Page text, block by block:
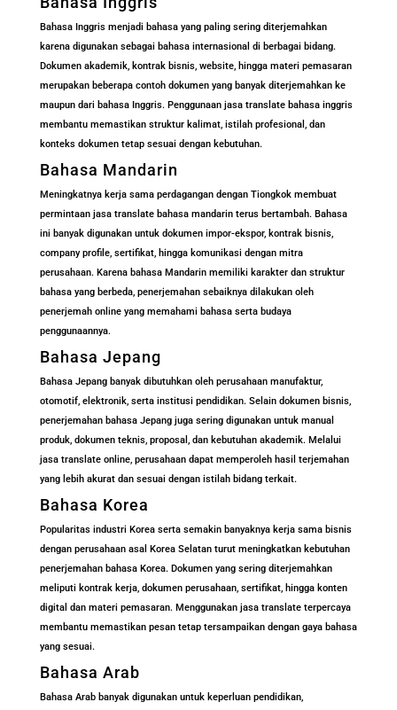
Bahasa Inggris menjadi bahasa yang paling sering diterjemahkan
karena digunakan sebagai bahasa internasional di berbagai bidang.
Dokumen akademik, kontrak bisnis, website, hingga materi pemasaran
merupakan beberapa contoh dokumen yang banyak diterjemahkan ke
maupun dari bahasa Inggris. Penggunaan jasa translate bahasa inggris
membantu memastikan struktur kalimat, istilah profesional, dan
konteks dokumen tetap sesuai dengan kebutuhan.
Bahasa Mandarin
Meningkatnya kerja sama perdagangan dengan Tiongkok membuat
permintaan jasa translate bahasa mandarin terus bertambah. Bahasa
ini banyak digunakan untuk dokumen impor-ekspor, kontrak bisnis,
company profile, sertifikat, hingga komunikasi dengan mitra
perusahaan. Karena bahasa Mandarin memiliki karakter dan struktur
bahasa yang berbeda, penerjemahan sebaiknya dilakukan oleh
penerjemah online yang memahami bahasa serta budaya
penggunaannya.
Bahasa Jepang
Bahasa Jepang banyak dibutuhkan oleh perusahaan manufaktur,
otomotif, elektronik, serta institusi pendidikan. Selain dokumen bisnis,
penerjemahan bahasa Jepang juga sering digunakan untuk manual
produk, dokumen teknis, proposal, dan kebutuhan akademik. Melalui
jasa translate online, perusahaan dapat memperoleh hasil terjemahan
yang lebih akurat dan sesuai dengan istilah bidang terkait.
Bahasa Korea
Popularitas industri Korea serta semakin banyaknya kerja sama bisnis
dengan perusahaan asal Korea Selatan turut meningkatkan kebutuhan
penerjemahan bahasa Korea. Dokumen yang sering diterjemahkan
meliputi kontrak kerja, dokumen perusahaan, sertifikat, hingga konten
digital dan materi pemasaran. Menggunakan jasa translate terpercaya
membantu memastikan pesan tetap tersampaikan dengan gaya bahasa
yang sesuai.
Bahasa Arab
Bahasa Arab banyak digunakan untuk keperluan pendidikan,